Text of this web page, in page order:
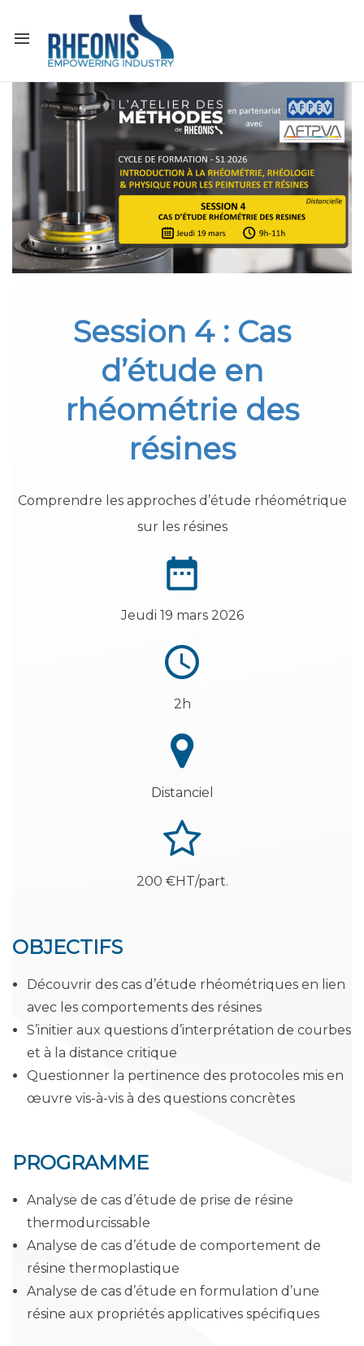
Session 4 : Cas
d’étude en
rhéométrie des
résines
Comprendre les approches d’étude rhéométrique
sur les résines
Jeudi 19 mars 2026
2h
Distanciel
200 €HT/part.
OBJECTIFS
Découvrir des cas d’étude rhéométriques en lien
avec les comportements des résines
S’initier aux questions d’interprétation de courbes
et à la distance critique
Questionner la pertinence des protocoles mis en
œuvre vis-à-vis à des questions concrètes
PROGRAMME
Analyse de cas d’étude de prise de résine
thermodurcissable
Analyse de cas d’étude de comportement de
résine thermoplastique
Analyse de cas d’étude en formulation d’une
résine aux propriétés applicatives spécifiques